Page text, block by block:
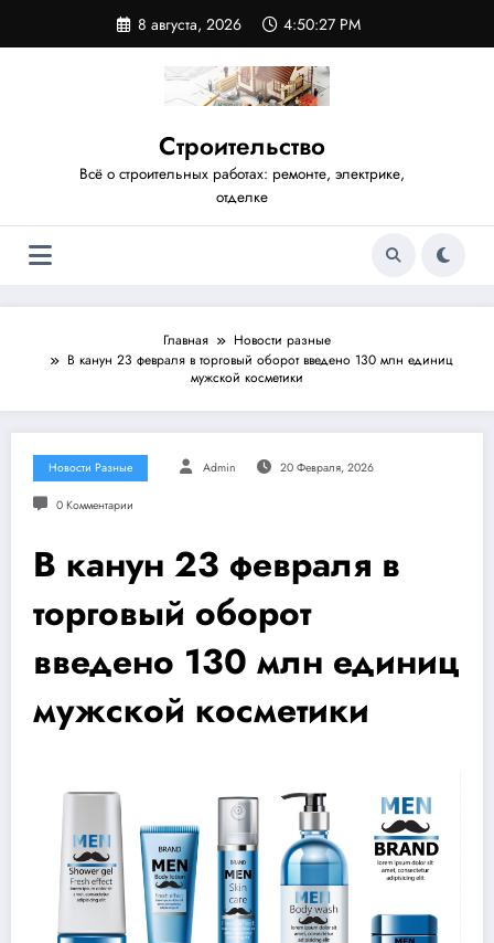
содержимому
8 августа, 2026 4:50:28 PM
Строительство
Всё о строительных работах: ремонте, электрике,
отделке
Главная
Новости разные
В канун 23 февраля в торговый оборот введено 130 млн единиц
мужской косметики
Новости Разные Admin 20 Февраля, 2026
0 Комментарии
В канун 23 февраля в
торговый оборот
введено 130 млн единиц
мужской косметики